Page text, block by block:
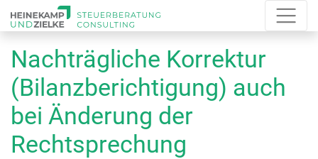
Nachträgliche Korrektur
(Bilanzberichtigung) auch
bei Änderung der
Rechtsprechung